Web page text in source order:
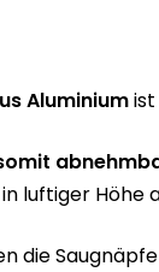
Aluminium
luftiger Höhe
die